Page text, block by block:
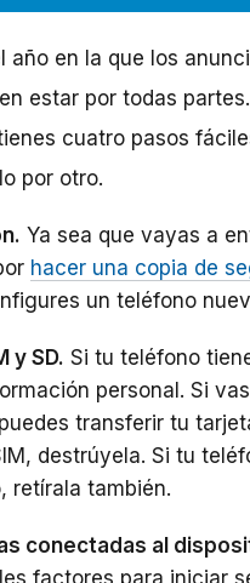
año en la que los
estar por todas
cuatro pasos
por otro.
Ya sea que vayas a
hacer una copia de
un teléfono
y SD. Si tu teléfono
personal. Si
transferir tu
destrúyela. Si tu
retírala también.
conectadas al